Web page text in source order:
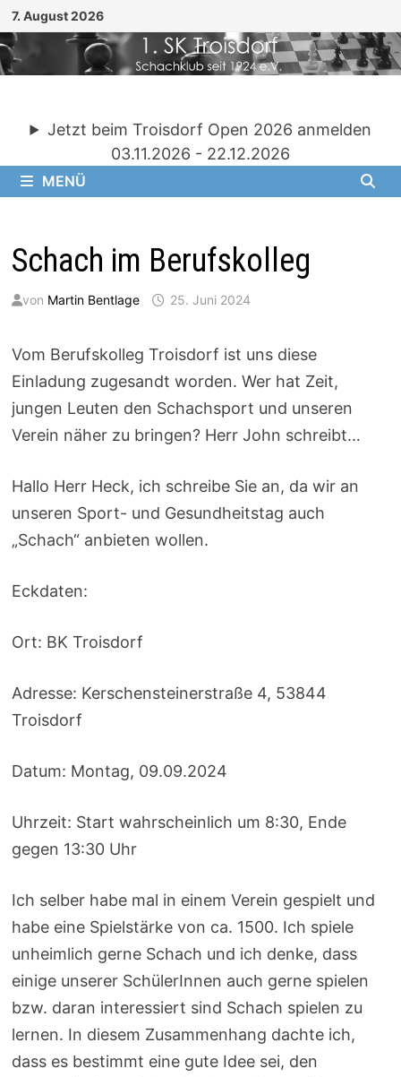
Zum
Inhalt
springen
7. August 2026
Jetzt beim Troisdorf Open 2026 anmelden
03.11.2026 - 22.12.2026
MENÜ
Schach im Berufskolleg
von Martin Bentlage 25. Juni 2024
Vom Berufskolleg Troisdorf ist uns diese
Einladung zugesandt worden. Wer hat Zeit,
jungen Leuten den Schachsport und unseren
Verein näher zu bringen? Herr John schreibt…
Hallo Herr Heck, ich schreibe Sie an, da wir an
unseren Sport- und Gesundheitstag auch
„Schach“ anbieten wollen.
Eckdaten:
Ort: BK Troisdorf
Adresse: Kerschensteinerstraße 4, 53844
Troisdorf
Datum: Montag, 09.09.2024
Uhrzeit: Start wahrscheinlich um 8:30, Ende
gegen 13:30 Uhr
Ich selber habe mal in einem Verein gespielt und
habe eine Spielstärke von ca. 1500. Ich spiele
unheimlich gerne Schach und ich denke, dass
einige unserer SchülerInnen auch gerne spielen
bzw. daran interessiert sind Schach spielen zu
lernen. In diesem Zusammenhang dachte ich,
dass es bestimmt eine gute Idee sei, den